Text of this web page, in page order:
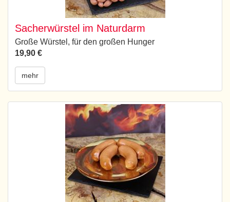
Sacherwürstel im Naturdarm
Große Würstel, für den großen Hunger
19,90 €
mehr